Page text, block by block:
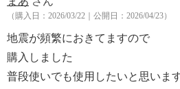
※詳細は取扱説明書参照
・コンセントから電源プラグを抜
拭きする。
【使用上の注意】
※詳細は取扱説明書参照
（購入日：2026/03/22｜公開日：2026/04/23）
地震が頻繁におきてますので
購入しました
普段使いでも使用したいと思いま